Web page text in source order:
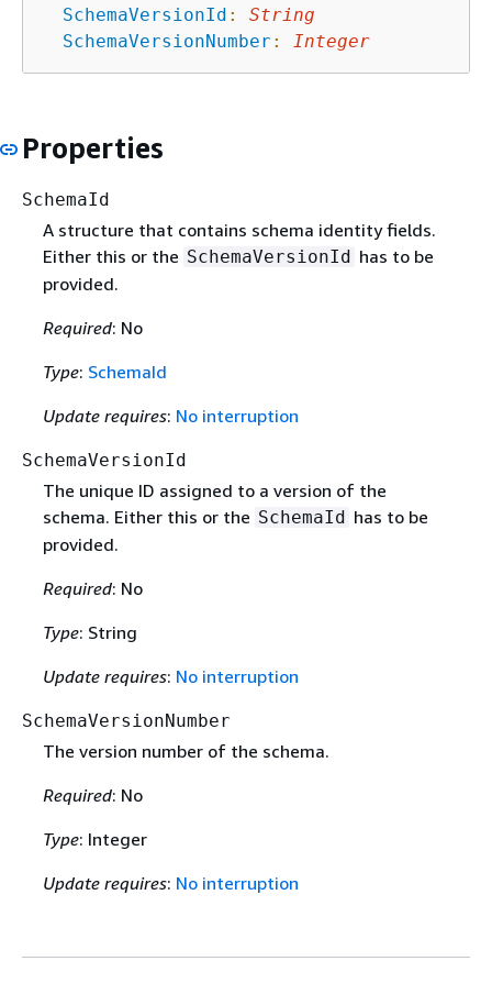
SchemaVersionId :
String
SchemaVersionNumber : Integer
Properties
SchemaId
A structure that contains schema identity fields.
Either this or the SchemaVersionId has to be
provided.
Required: No
Type: SchemaId
Update requires: No interruption
SchemaVersionId
The unique ID assigned to a version of the
schema. Either this or the SchemaId has to be
provided.
Required: No
Type: String
Update requires: No interruption
SchemaVersionNumber
The version number of the schema.
Required: No
Type: Integer
Update requires: No interruption